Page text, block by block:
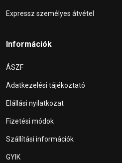
Expressz személyes átvétel
Információk
ÁSZF
Adatkezelési tájékoztató
Elállási nyilatkozat
Fizetési módok
Szállítási információk
GYIK